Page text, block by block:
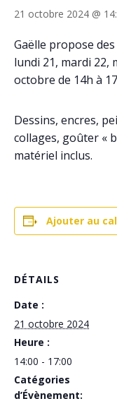
21 octobre 2024 @
Gaëlle propose
lundi 21, mardi 22,
octobre de 14h à
Dessins, encres,
collages, goûter «
matériel inclus.
Ajouter au
DÉTAILS
Date :
21 octobre 2024
Heure :
14:00 - 17:00
Catégories
d’Évènement: